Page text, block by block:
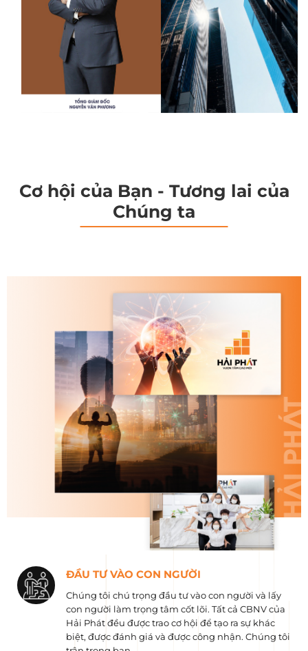
Cơ hội của Bạn - Tương lai của
Chúng ta
ĐẦU TƯ VÀO CON NGƯỜI
Chúng tôi chú trọng đầu tư vào con người và lấy
con người làm trọng tâm cốt lõi. Tất cả CBNV của
Hải Phát đều được trao cơ hội để tạo ra sự khác
biệt, được đánh giá và được công nhận. Chúng tôi